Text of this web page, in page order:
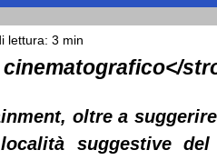
lettura: 3 min
oltre a
suggestive